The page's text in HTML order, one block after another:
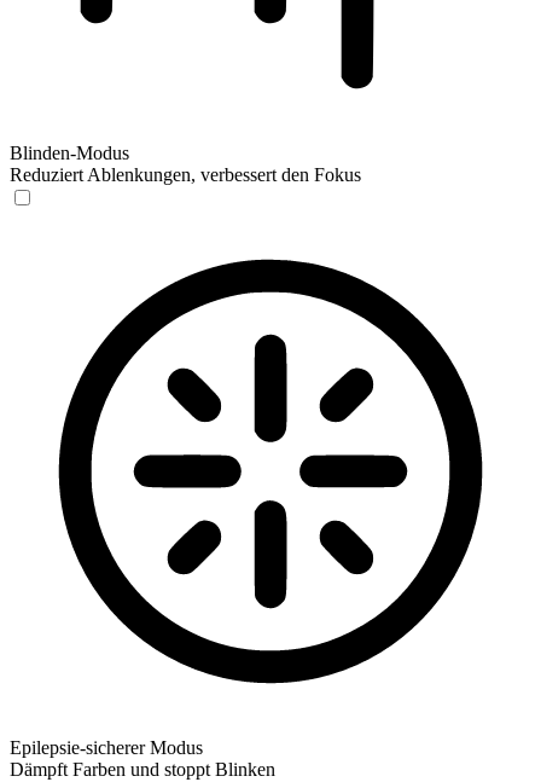
Blinden-Modus
Reduziert Ablenkungen, verbessert den Fokus
Epilepsie-sicherer Modus
Dämpft Farben und stoppt Blinken